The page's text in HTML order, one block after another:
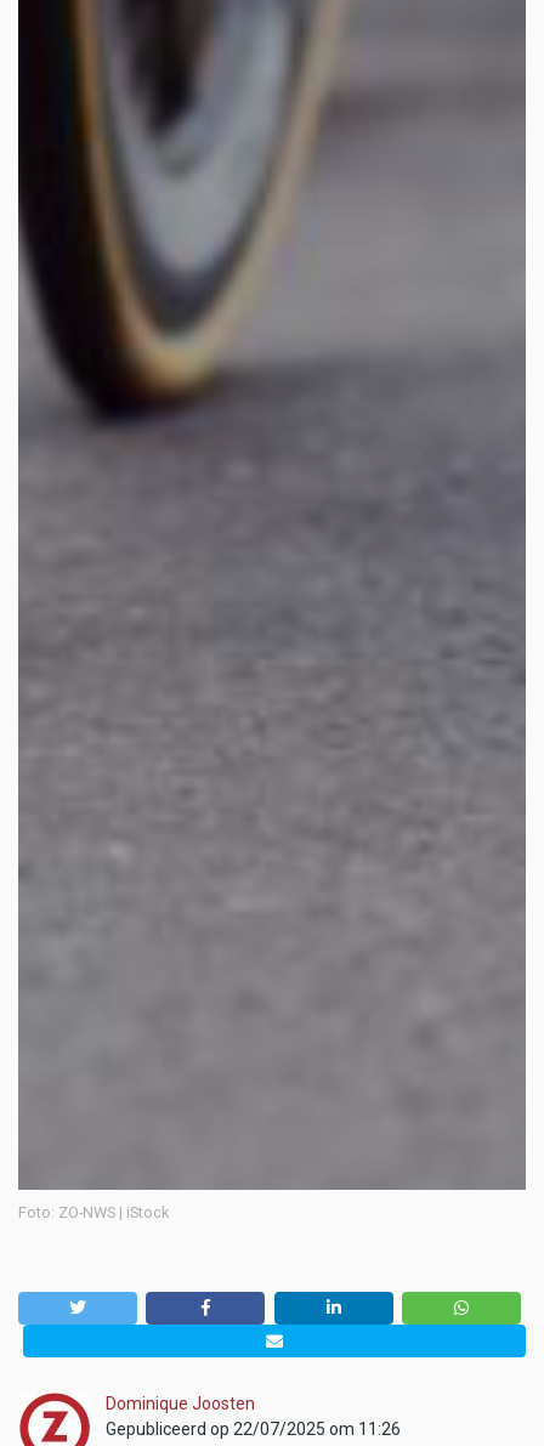
Foto: ZO-NWS | iStock
Dominique Joosten
Gepubliceerd op 22/07/2025 om 11:26